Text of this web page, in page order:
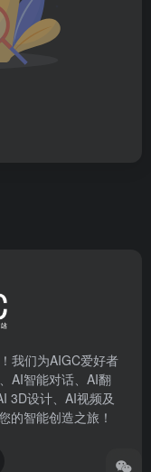
我们为AIGC爱好者
AI智能对话、AI翻
3D设计、AI视频及
的智能创造之旅！